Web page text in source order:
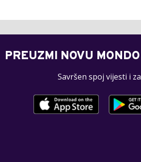
PREUZMI NOVU
Savršen spoj vijesti i